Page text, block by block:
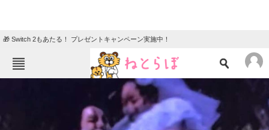
🎁 Switch 2もあたる！ プレゼントキャンペーン実施中！
ニュース
クイズ